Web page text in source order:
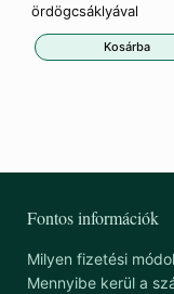
ördögcsáklyával
Kosárba
Fontos információk
Milyen fizetési
Mennyibe kerül a